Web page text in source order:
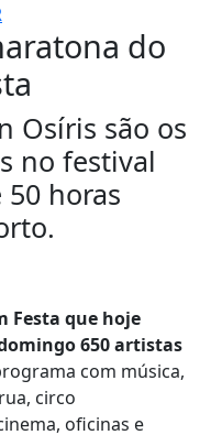
do
Osíris são os
no festival
horas
Festa que hoje
650 artistas
com música,
circo
oficinas e